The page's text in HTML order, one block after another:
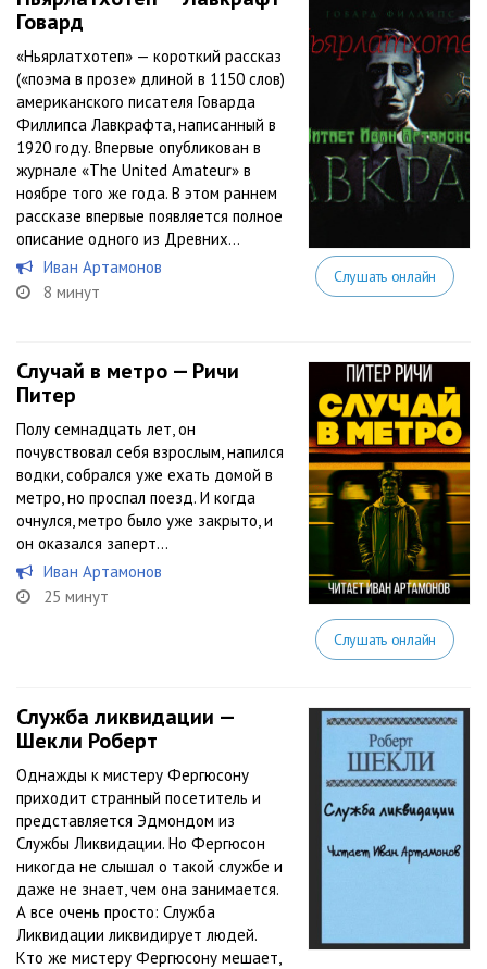
Говард
«Ньярлатхотеп» — короткий рассказ
(«поэма в прозе» длиной в 1150 слов)
американского писателя Говарда
Филлипса Лавкрафта, написанный в
1920 году. Впервые опубликован в
журнале «The United Amateur» в
ноябре того же года. В этом раннем
рассказе впервые появляется полное
описание одного из Древних...
Иван Артамонов
8 минут
Слушать онлайн
Случай в метро — Ричи
Питер
Полу семнадцать лет, он
почувствовал себя взрослым, напился
водки, собрался уже ехать домой в
метро, но проспал поезд. И когда
очнулся, метро было уже закрыто, и
он оказался заперт…
Иван Артамонов
25 минут
Слушать онлайн
Служба ликвидации —
Шекли Роберт
Однажды к мистеру Фергюсону
приходит странный посетитель и
представляется Эдмондом из
Службы Ликвидации. Но Фергюсон
никогда не слышал о такой службе и
даже не знает, чем она занимается.
А все очень просто: Служба
Ликвидации ликвидирует людей.
Кто же мистеру Фергюсону мешает,